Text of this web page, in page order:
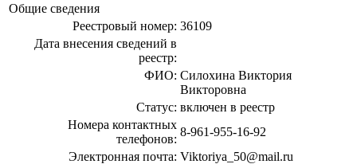
Общие сведения
Реестровый номер: 36109
Дата внесения сведений в
реестр:
ФИО: Силохина Виктория
Викторовна
Статус: включен в реестр
Номера контактных
телефонов:
8-961-955-16-92
Электронная почта: Viktoriya_50@mail.ru